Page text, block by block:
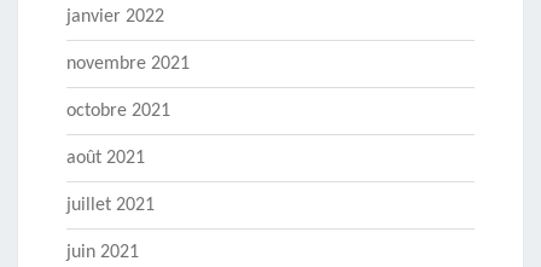
janvier 2022
novembre 2021
octobre 2021
août 2021
juillet 2021
juin 2021